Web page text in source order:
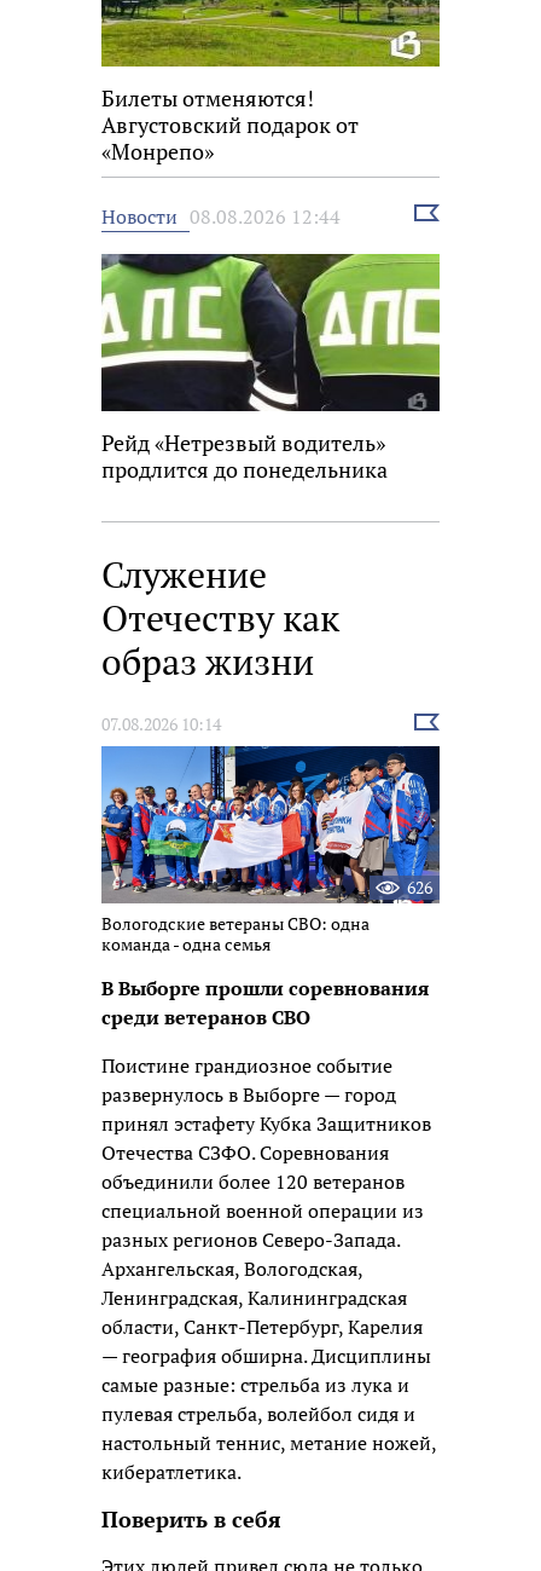
Билеты отменяются!
Августовский подарок от
«Монрепо»
Новости 08.08.2026 12:44
Выбрать
Рейд «Нетрезвый водитель»
продлится до понедельника
Служение
Отечеству как
образ жизни
07.08.2026 10:14
Выбрать
новость
626
Вологодские ветераны СВО: одна
команда - одна семья
В Выборге прошли соревнования
среди ветеранов СВО
Поистине грандиозное событие
развернулось в Выборге — город
принял эстафету Кубка Защитников
Отечества СЗФО. Соревнования
объединили более 120 ветеранов
специальной военной операции из
разных регионов Северо-Запада.
Архангельская, Вологодская,
Ленинградская, Калининградская
области, Санкт-Петербург, Карелия
— география обширна. Дисциплины
самые разные: стрельба из лука и
пулевая стрельба, волейбол сидя и
настольный теннис, метание ножей,
кибератлетика.
Поверить в себя
Этих людей привел сюда не только